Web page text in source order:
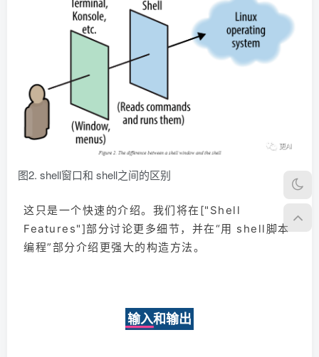
图2. shell窗口和 shell之间的区别
这只是一个快速的介绍。我们将在["Shell
Features"]部分讨论更多细节，并在“用 shell脚本
编程”部分介绍更强大的构造方法。
输入和输出